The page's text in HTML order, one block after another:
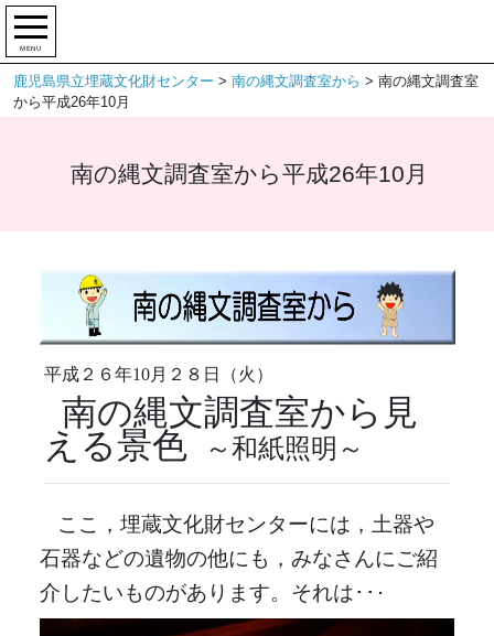
MENU
鹿児島県立埋蔵文化財センター > 南の縄文調査室から > 南の縄文調査室
から平成26年10月
南の縄文調査室から平成26年10月
平成２６年10月２８日（火）
南の縄文調査室から見
える景色
～和紙照明～
ここ，埋蔵文化財センターには，土器や
石器などの遺物の他にも，みなさんにご紹
介したいものがあります。それは･･ ･